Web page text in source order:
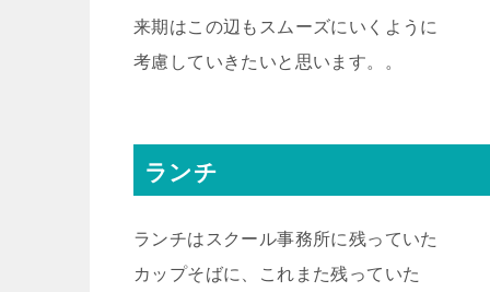
来期はこの辺もスムーズにいくように
考慮していきたいと思います。。
ランチ
ランチはスクール事務所に残っていた
カップそばに、これまた残っていた